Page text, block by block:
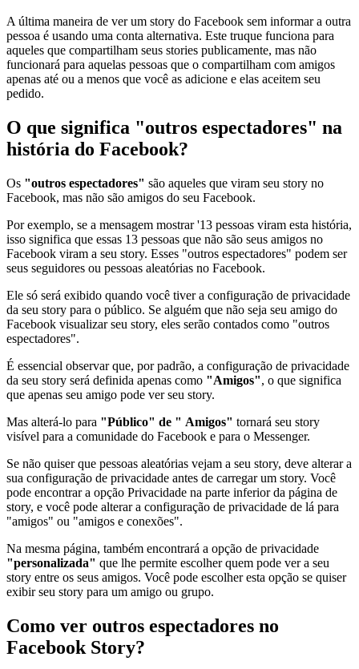
A última maneira de ver um story do Facebook sem informar a outra
pessoa é usando uma conta alternativa. Este truque funciona para
aqueles que compartilham seus stories publicamente, mas não
funcionará para aquelas pessoas que o compartilham com amigos
apenas até ou a menos que você as adicione e elas aceitem seu
pedido.
O que significa "outros espectadores" na
história do Facebook?
Os "outros espectadores" são aqueles que viram seu story no
Facebook, mas não são amigos do seu Facebook.
Por exemplo, se a mensagem mostrar '13 pessoas viram esta história,
isso significa que essas 13 pessoas que não são seus amigos no
Facebook viram a seu story. Esses "outros espectadores" podem ser
seus seguidores ou pessoas aleatórias no Facebook.
Ele só será exibido quando você tiver a configuração de privacidade
da seu story para o público. Se alguém que não seja seu amigo do
Facebook visualizar seu story, eles serão contados como "outros
espectadores".
É essencial observar que, por padrão, a configuração de privacidade
da seu story será definida apenas como "Amigos", o que significa
que apenas seu amigo pode ver seu story.
Mas alterá-lo para "Público" de " Amigos" tornará seu story
visível para a comunidade do Facebook e para o Messenger.
Se não quiser que pessoas aleatórias vejam a seu story, deve alterar a
sua configuração de privacidade antes de carregar um story. Você
pode encontrar a opção Privacidade na parte inferior da página de
story, e você pode alterar a configuração de privacidade de lá para
"amigos" ou "amigos e conexões".
Na mesma página, também encontrará a opção de privacidade
"personalizada" que lhe permite escolher quem pode ver a seu
story entre os seus amigos. Você pode escolher esta opção se quiser
exibir seu story para um amigo ou grupo.
Como ver outros espectadores no
Facebook Story?